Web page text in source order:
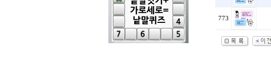
773